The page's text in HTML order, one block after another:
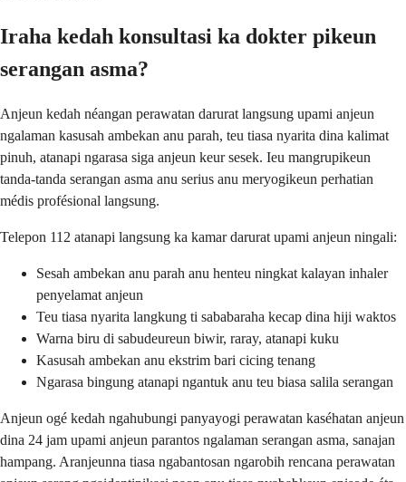
Iraha kedah konsultasi ka dokter pikeun
serangan asma?
Anjeun kedah néangan perawatan darurat langsung upami anjeun
ngalaman kasusah ambekan anu parah, teu tiasa nyarita dina kalimat
pinuh, atanapi ngarasa siga anjeun keur sesek. Ieu mangrupikeun
tanda-tanda serangan asma anu serius anu meryogikeun perhatian
médis profésional langsung.
Telepon 112 atanapi langsung ka kamar darurat upami anjeun ningali:
Sesah ambekan anu parah anu henteu ningkat kalayan inhaler
penyelamat anjeun
Teu tiasa nyarita langkung ti sababaraha kecap dina hiji waktos
Warna biru di sabudeureun biwir, raray, atanapi kuku
Kasusah ambekan anu ekstrim bari cicing tenang
Ngarasa bingung atanapi ngantuk anu teu biasa salila serangan
Anjeun ogé kedah ngahubungi panyayogi perawatan kaséhatan anjeun
dina 24 jam upami anjeun parantos ngalaman serangan asma, sanajan
hampang. Aranjeunna tiasa ngabantosan ngarobih rencana perawatan